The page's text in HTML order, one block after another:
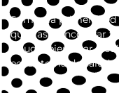
Somos la primera red
que vas a encontrar
salud y bienestar.
ecosistema de salud.